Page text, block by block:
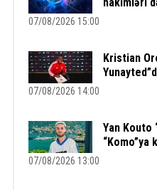
07/08/2026 15:00
Kristian
07/08/2026 14:00
Yan Kouto
“Komo”ya
07/08/2026 13:00